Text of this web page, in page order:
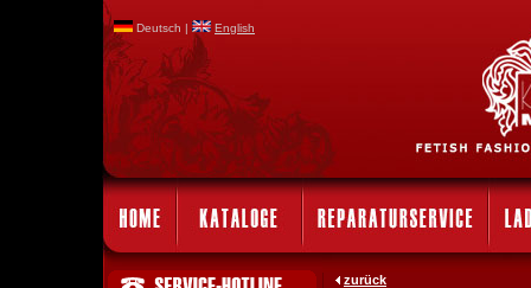
Deutsch | English
zurück